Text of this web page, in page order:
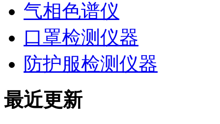
气相色谱仪
口罩检测仪器
防护服检测仪器
最近更新